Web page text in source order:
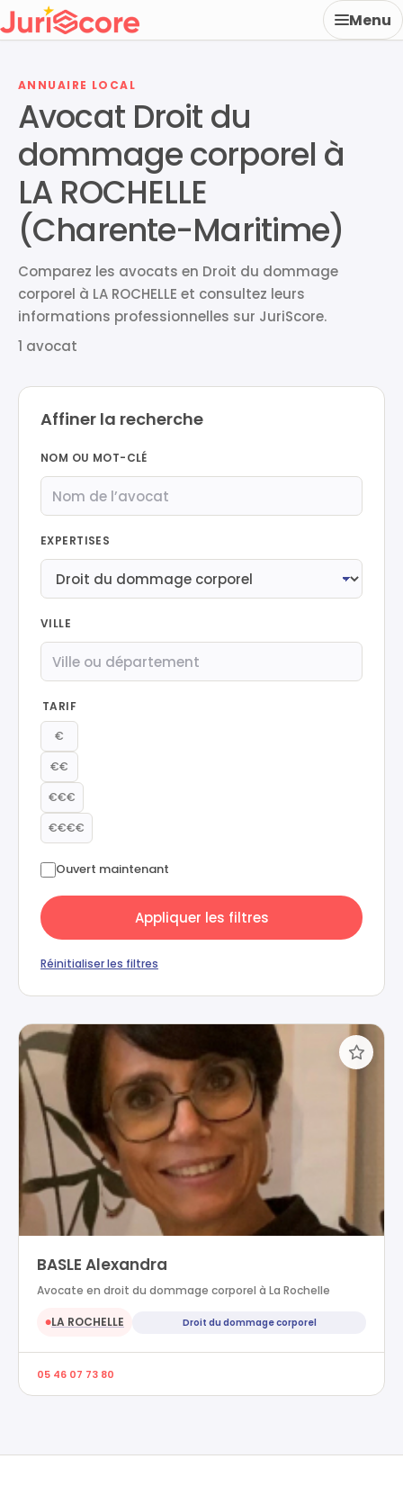
Menu
ANNUAIRE LOCAL
Avocat Droit du
dommage corporel à
LA ROCHELLE
(Charente-Maritime)
Comparez les avocats en Droit du dommage
corporel à LA ROCHELLE et consultez leurs
informations professionnelles sur JuriScore.
1 avocat
Affiner la recherche
NOM OU MOT-CLÉ
EXPERTISES
VILLE
TARIF
€
€€
€€€
€€€€
Ouvert maintenant
Appliquer les filtres
Réinitialiser les filtres
BASLE Alexandra
Avocate en droit du dommage corporel à La Rochelle
●LA ROCHELLE Droit du dommage corporel
05 46 07 73 80